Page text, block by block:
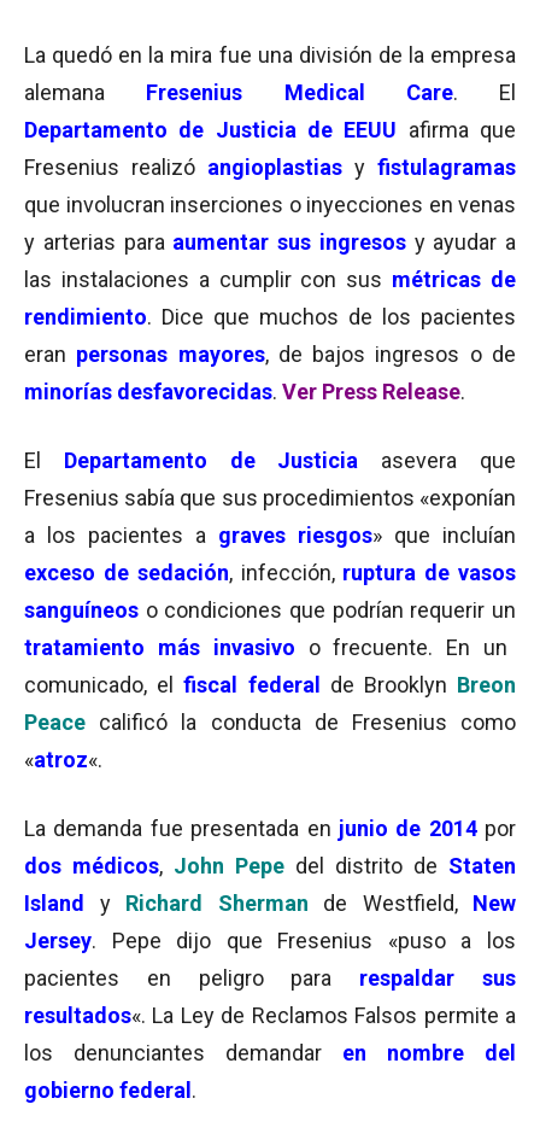
La quedó en la mira fue una división de la empresa
alemana Fresenius Medical Care. El
Departamento de Justicia de EEUU afirma que
Fresenius realizó angioplastias y fistulagramas
que involucran inserciones o inyecciones en venas
y arterias para aumentar sus ingresosy ayudar a
las instalaciones a cumplir con sus métricas de
rendimiento. Dice que muchos de los pacientes
eran personas mayores, de bajos ingresos o de
minorías desfavorecidas. Ver Press Release.
El Departamento de Justicia asevera que
Fresenius sabía que sus procedimientos «exponían
a los pacientes a graves riesgos» que incluían
exceso de sedación, infección, ruptura de vasos
sanguíneos o condiciones que podrían requerir un
tratamiento más invasivo o frecuente. En un
comunicado, elfiscal federal de Brooklyn Breon
Peace calificó la conducta de Fresenius como
«atroz«.
La demanda fue presentada en junio de 2014por
dos médicos, John Pepe del distrito de Staten
Island
y Richard Sherman de Westfield,New
Jersey. Pepe dijo que Fresenius «puso a los
pacientes en peligro para respaldar sus
resultados«. La Ley de Reclamos Falsos permite a
los denunciantes demandar en nombre del
gobierno federal .